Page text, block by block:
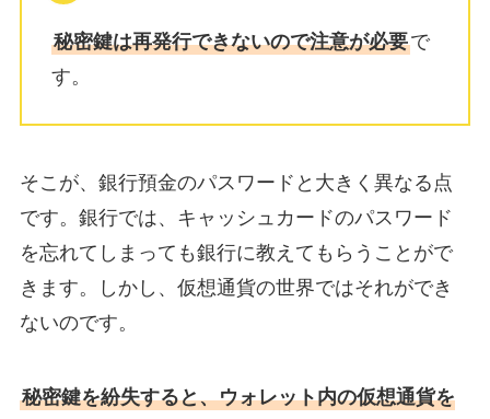
秘密鍵は再発行できないので注意が必要で
す。
そこが、銀行預金のパスワードと大きく異なる点
です。銀行では、キャッシュカードのパスワード
を忘れてしまっても銀行に教えてもらうことがで
きます。しかし、仮想通貨の世界ではそれができ
ないのです。
秘密鍵を紛失すると、ウォレット内の仮想通貨を